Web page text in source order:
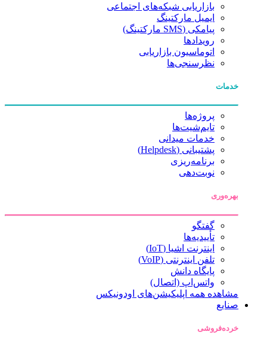
بازاریابی شبکه‌های اجتماعی
ایمیل مارکتینگ
پیامکی (SMS مارکتینگ)
رویدادها
اتوماسیون بازاریابی
نظرسنجی‌ها
خدمات
پروژه‌ها
تایم‌شیت‌ها
خدمات میدانی
پشتیبانی (Helpdesk)
برنامه‌ریزی
نوبت‌دهی
بهره‌وری
گفتگو
تأییدیه‌ها
اینترنت اشیا (IoT)
تلفن اینترنتی (VoIP)
پایگاه دانش
واتس‌اپ (اتصال)
مشاهده همه اپلیکیشن‌های اودونیکس
صنایع
خرده‌فروشی